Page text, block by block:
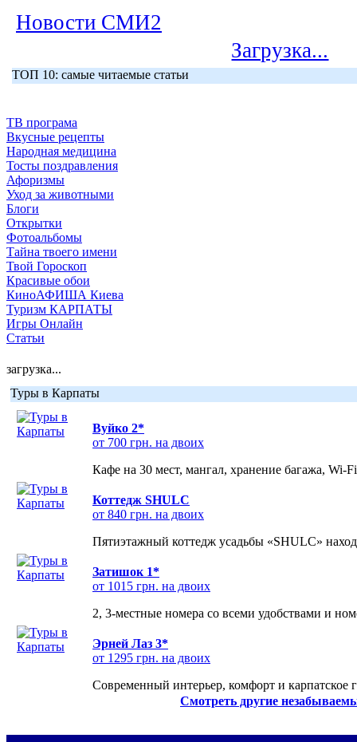
Новости СМИ2
Загрузка...
ТОП 10: самые читаемые статьи
ТВ програма
Вкусные рецепты
Народная медицина
Тосты поздравления
Афоризмы
Уход за животными
Блоги
Открытки
Фотоальбомы
Тайна твоего имени
Твой Гороскоп
Красивые обои
КиноАФИША Киева
Туризм КАРПАТЫ
Игры Онлайн
Статьи
загрузка...
Туры в Карпаты
Вуйко 2*
от 700 грн. на двоих
Кафе на 30 мест, мангал, хранение багажа, Wi-
Коттедж SHULC
от 840 грн. на двоих
Пятиэтажный коттедж усадьбы «SHULC»
Затишок 1*
от 1015 грн. на двоих
2, 3-местные номера со всеми удобствами и
Эрней Лаз 3*
от 1295 грн. на двоих
Современный интерьер, комфорт и карпатское
Смотреть другие